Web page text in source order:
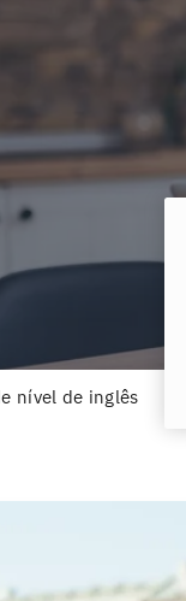
nível de inglês